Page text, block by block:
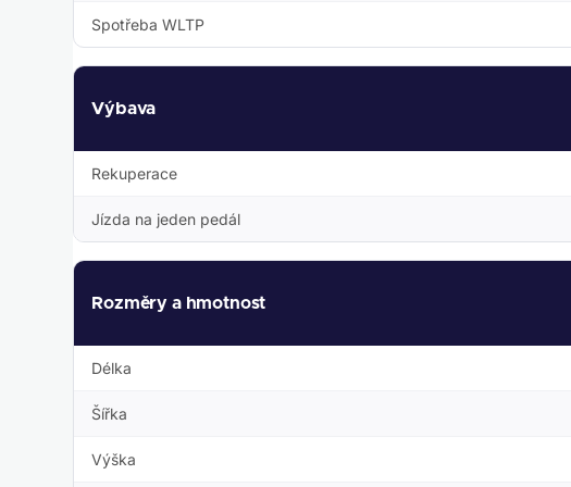
Spotřeba WLTP
Výbava
Rekuperace
Jízda na jeden pedál
Rozměry a hmotnost
Délka
Šířka
Výška